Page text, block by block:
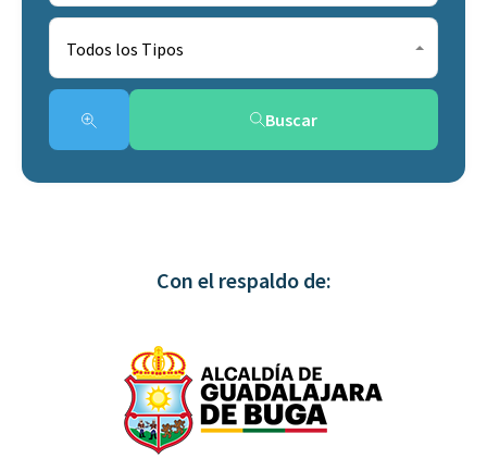
Todos los Tipos
Buscar
Con el respaldo de: